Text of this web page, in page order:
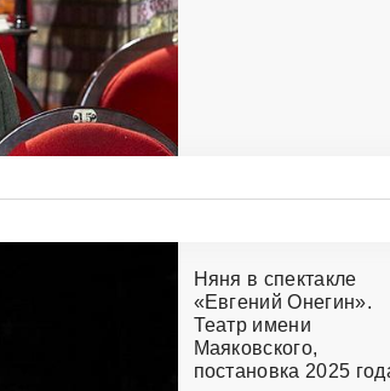
Няня в спектакле
«Евгений Онегин».
Театр имени
Маяковского,
постановка 2025